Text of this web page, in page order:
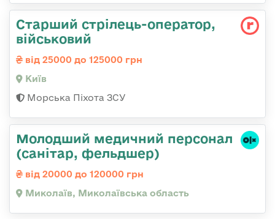
Стаpший стpілець-опеpатоp,
військовий
від 25000 до 125000 грн
Київ
Морська Піхота ЗСУ
Молодший медичний персонал
(санітар, фельдшер)
від 20000 до 120000 грн
Миколаїв, Миколаївська область